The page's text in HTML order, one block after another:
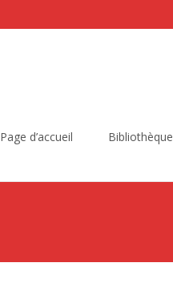
Page d’accueil Bibliothèque